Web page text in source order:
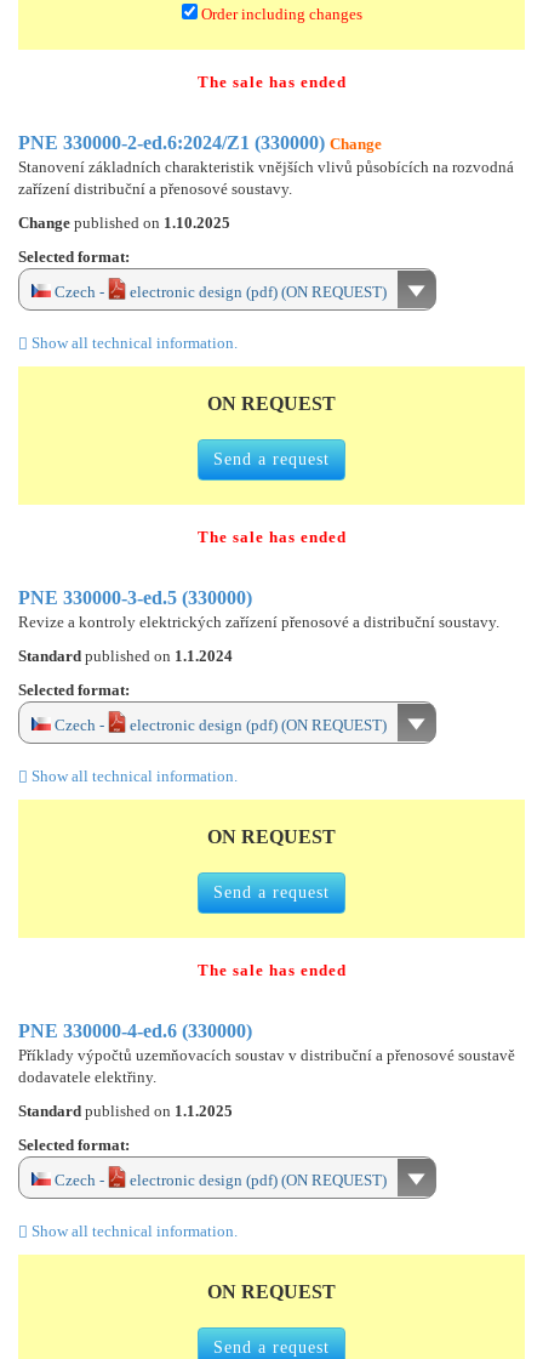
Order including changes
The sale has ended
PNE 330000-2-ed.6:2024/Z1 (330000) Change
Stanovení základních charakteristik vnějších vlivů působících na rozvodná
zařízení distribuční a přenosové soustavy.
Change published on 1.10.2025
Selected format:
Czech -
electronic design (pdf) (ON REQUEST)
Show all technical information.
ON REQUEST
Send a request
The sale has ended
PNE 330000-3-ed.5 (330000)
Revize a kontroly elektrických zařízení přenosové a distribuční soustavy.
Standard published on 1.1.2024
Selected format:
Czech -
electronic design (pdf) (ON REQUEST)
Show all technical information.
ON REQUEST
Send a request
The sale has ended
PNE 330000-4-ed.6 (330000)
Příklady výpočtů uzemňovacích soustav v distribuční a přenosové soustavě
dodavatele elektřiny.
Standard published on 1.1.2025
Selected format:
Czech -
electronic design (pdf) (ON REQUEST)
Show all technical information.
ON REQUEST
Send a request